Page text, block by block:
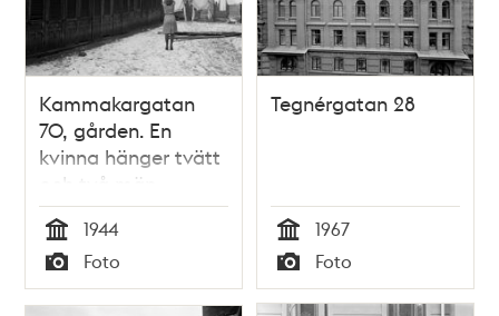
Kammakargatan
70, gården. En
kvinna hänger tvätt
och två män
arbetar på taket till
längan med
utedass. Huset i
fonden ligger vid
Tid
1944
Typ
Foto
Tegnérgatan 28
Tid
1967
Typ
Foto